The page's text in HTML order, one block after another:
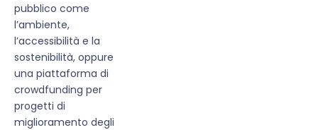
pubblico come
l’ambiente,
l’accessibilità e la
sostenibilità, oppure
una piattaforma di
crowdfunding per
progetti di
miglioramento degli